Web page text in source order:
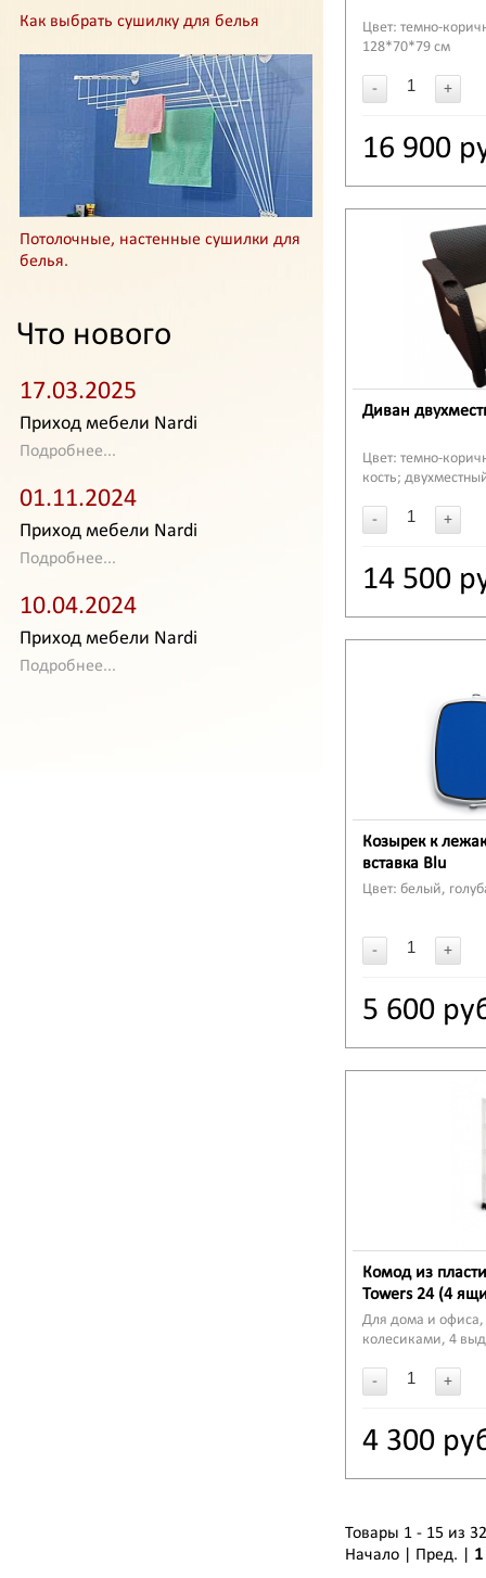
Как выбрать сушилку для белья
Потолочные, настенные сушилки для
белья.
Что нового
17.03.2025
Приход мебели Nardi
Подробнее...
01.11.2024
Приход мебели Nardi
Подробнее...
10.04.2024
Приход мебели Nardi
Подробнее...
Цвет: темно-
128*70*79 см
- +
16 900
Диван
Цвет: темно-
кость;
- +
14 500
Козырек к
вставка Blu
Цвет: белый,
- +
5 600
Комод из
Towers 24 (4
Для дома и офиса,
колесиками, 4
- +
4 300
Товары 1 - 15 из
Начало | Пред. | 1